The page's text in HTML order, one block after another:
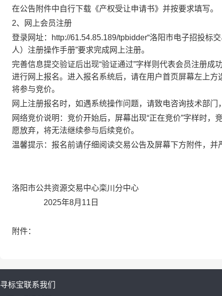
在公告附件中自行下载《产权受让申请书》并按要求填写。
2、网上会员注册
登录网址：
http://61.54.85.189/tpbidder“洛阳市电子招投标
人）注册操作手册”要求完成网上注册。
完善信息提交验证后出现“验证通过”字样则代表会员注册成
进行网上报名。进入报名系统后，请在用户首页屏幕左上
将参与竞价。
网上注册报名时，如遇系统操作问题，请致电咨询技术部门
网络竞价说明：竞价开始后，屏幕出现“正在竞价”字样时，
愿放弃，将无法继续参与后续竞价。
温馨提示：报名前请仔细阅读交易公告及屏幕下方附件，
洛阳市公共资源交易中心栾川分中心
2025年8月 11 日
附件：
寻标宝联系我们